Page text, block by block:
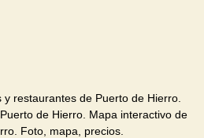
restaurantes de Puerto de Hierro.
de Hierro. Mapa interactivo de
Foto, mapa, precios.